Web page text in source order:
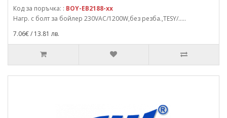
Код за поръчка: : BOY-EB2188-xx
Нагр. с болт за бойлер 230VAC/1200W,без резба.,TESY/.....
7.06€ / 13.81 лв.